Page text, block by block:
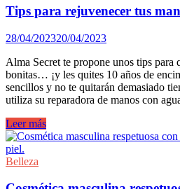
solar
de
Alma
Secret
Tips para rejuvenecer tus
28/04/202320/04/2023
Alma Secret te propone unos tips para
bonitas… ¡y les quites 10 años de
sencillos y no te quitarán demasiado
utiliza su reparadora de manos con
Tips
para
rejuvenecer
tus
10
Leer más
Belleza